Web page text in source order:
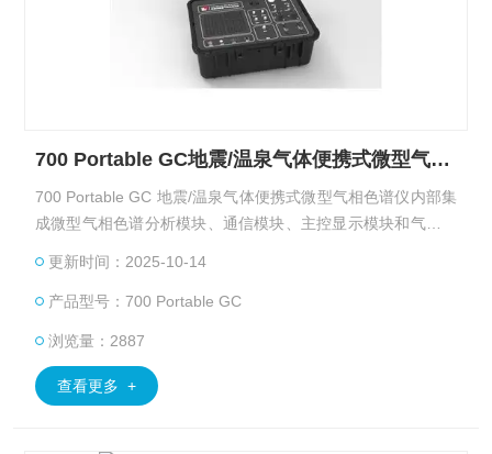
700 Portable GC地震/温泉气体便携式微型气相色谱仪
700 Portable GC 地震/温泉气体便携式微型气相色谱仪内部集
成微型气相色谱分析模块、通信模块、主控显示模块和气源电
更新时间：2025-10-14
产品型号：700 Portable GC
浏览量：2887
查看更多 +